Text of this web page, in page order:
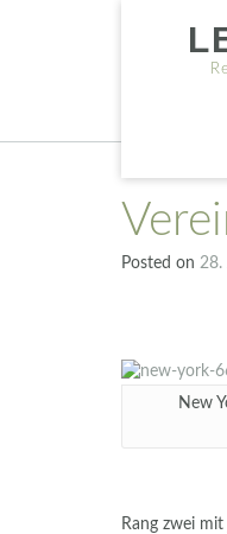
Posted on 28.
New
Rang zwei